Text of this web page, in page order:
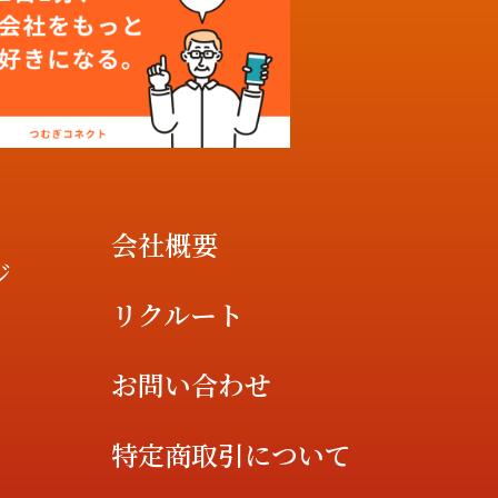
会社概要
リクルート
お問い合わせ
特定商取引について